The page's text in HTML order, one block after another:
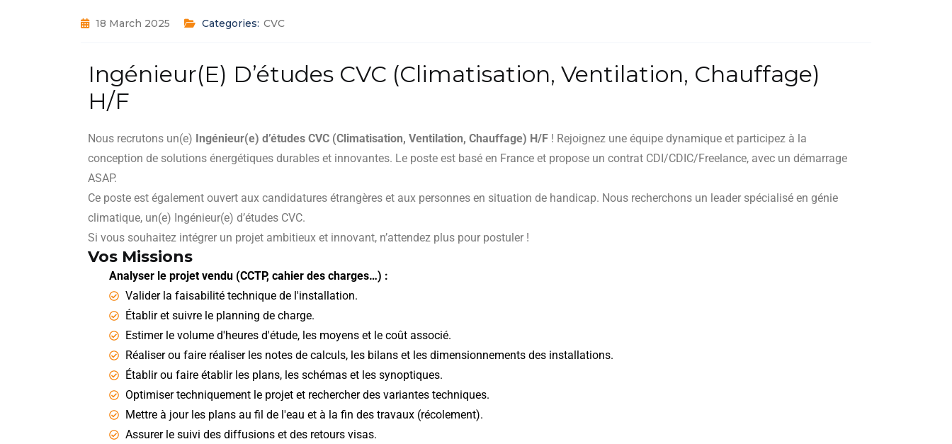
18 March 2025 Categories: CVC
Ingénieur(e) D’études CVC (Climatisation, Ventilation, Chauffage)
H/F
Nous recrutons un(e) Ingénieur(e) d’études CVC (Climatisation, Ventilation, Chauffage) H/F ! Rejoignez une équipe dynamique et participez à la
conception de solutions énergétiques durables et innovantes. Le poste est basé en France et propose un contrat CDI/CDIC/Freelance, avec un démarrage
ASAP.
Ce poste est également ouvert aux candidatures étrangères et aux personnes en situation de handicap. Nous recherchons un leader spécialisé en génie
climatique, un(e) Ingénieur(e) d’études CVC.
Si vous souhaitez intégrer un projet ambitieux et innovant, n’attendez plus pour postuler !
Vos Missions
Analyser le projet vendu (CCTP, cahier des charges…) :
Valider la faisabilité technique de l'installation.
Établir et suivre le planning de charge.
Estimer le volume d'heures d'étude, les moyens et le coût associé.
Réaliser ou faire réaliser les notes de calculs, les bilans et les dimensionnements des installations.
Établir ou faire établir les plans, les schémas et les synoptiques.
Optimiser techniquement le projet et rechercher des variantes techniques.
Mettre à jour les plans au fil de l'eau et à la fin des travaux (récolement).
Assurer le suivi des diffusions et des retours visas.